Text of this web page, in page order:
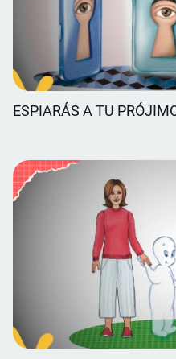
ESPIARÁS A TU